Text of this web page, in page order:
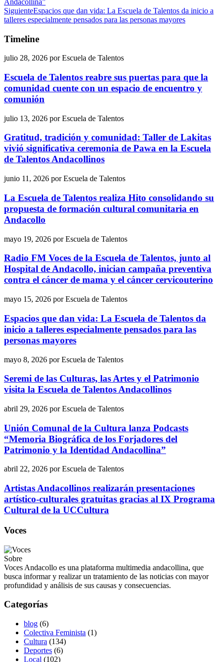
SiguienteEspacios que dan vida: La Escuela de Talentos da inicio a
talleres especialmente pensados para las personas mayores
Timeline
julio 28, 2026 porEscuela de Talentos
Escuela de Talentos reabre sus puertas para que la
comunidad cuente con un espacio de encuentro y
comunión
julio 13, 2026 porEscuela de Talentos
Gratitud, tradición y comunidad: Taller de Lakitas
vivió significativa ceremonia de Pawa en la Escuela
de Talentos Andacollinos
junio 11, 2026 porEscuela de Talentos
La Escuela de Talentos realiza Hito consolidando su
propuesta de formación cultural comunitaria en
Andacollo
mayo 19, 2026 porEscuela de Talentos
Radio FM Voces de la Escuela de Talentos, junto al
Hospital de Andacollo, inician campaña preventiva
contra el cáncer de mama y el cáncer cervicouterino
mayo 15, 2026 porEscuela de Talentos
Espacios que dan vida: La Escuela de Talentos da
inicio a talleres especialmente pensados para las
personas mayores
mayo 8, 2026 porEscuela de Talentos
Seremi de las Culturas, las Artes y el Patrimonio
visita la Escuela de Talentos Andacollinos
abril 29, 2026 porEscuela de Talentos
Unión Comunal de la Cultura lanza Podcasts
“Memoria Biográfica de los Forjadores del
Patrimonio y la Identidad Andacollina”
abril 22, 2026 porEscuela de Talentos
Artistas Andacollinos realizarán presentaciones
artístico-culturales gratuitas gracias al IX Programa
Cultural de la UCCultura
Voces
Sobre
Voces Andacollo es una plataforma multimedia andacollina, que
busca informar y realizar un tratamiento de las noticias con mayor
profundidad y análisis de sus causas y consecuencias.
Categorías
blog (6)
Colectiva Feminista (1)
Cultura (134)
Deportes (6)
Local (102)